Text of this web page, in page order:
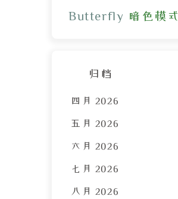
Butterfly 暗色模式
归档
四月 2026
五月 2026
六月 2026
七月 2026
八月 2026